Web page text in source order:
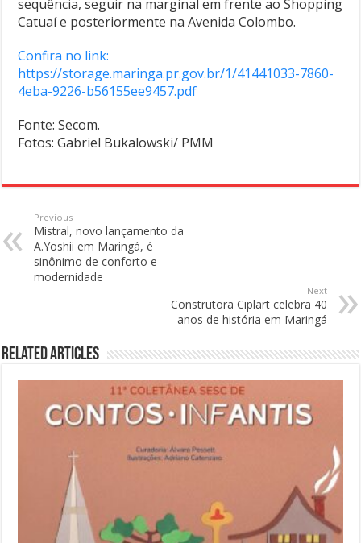
sequência, seguir na marginal em frente ao Shopping
Catuaí e posteriormente na Avenida Colombo.
Confira no link:
https://storage.maringa.pr.gov.br/1/41441033-7860-
4eba-9226-b56155ee9457.pdf
Fonte: Secom.
Fotos: Gabriel Bukalowski/ PMM
Previous
Mistral, novo lançamento da
A.Yoshii em Maringá, é
sinônimo de conforto e
modernidade
Next
Construtora Ciplart celebra 40
anos de história em Maringá
Related Articles